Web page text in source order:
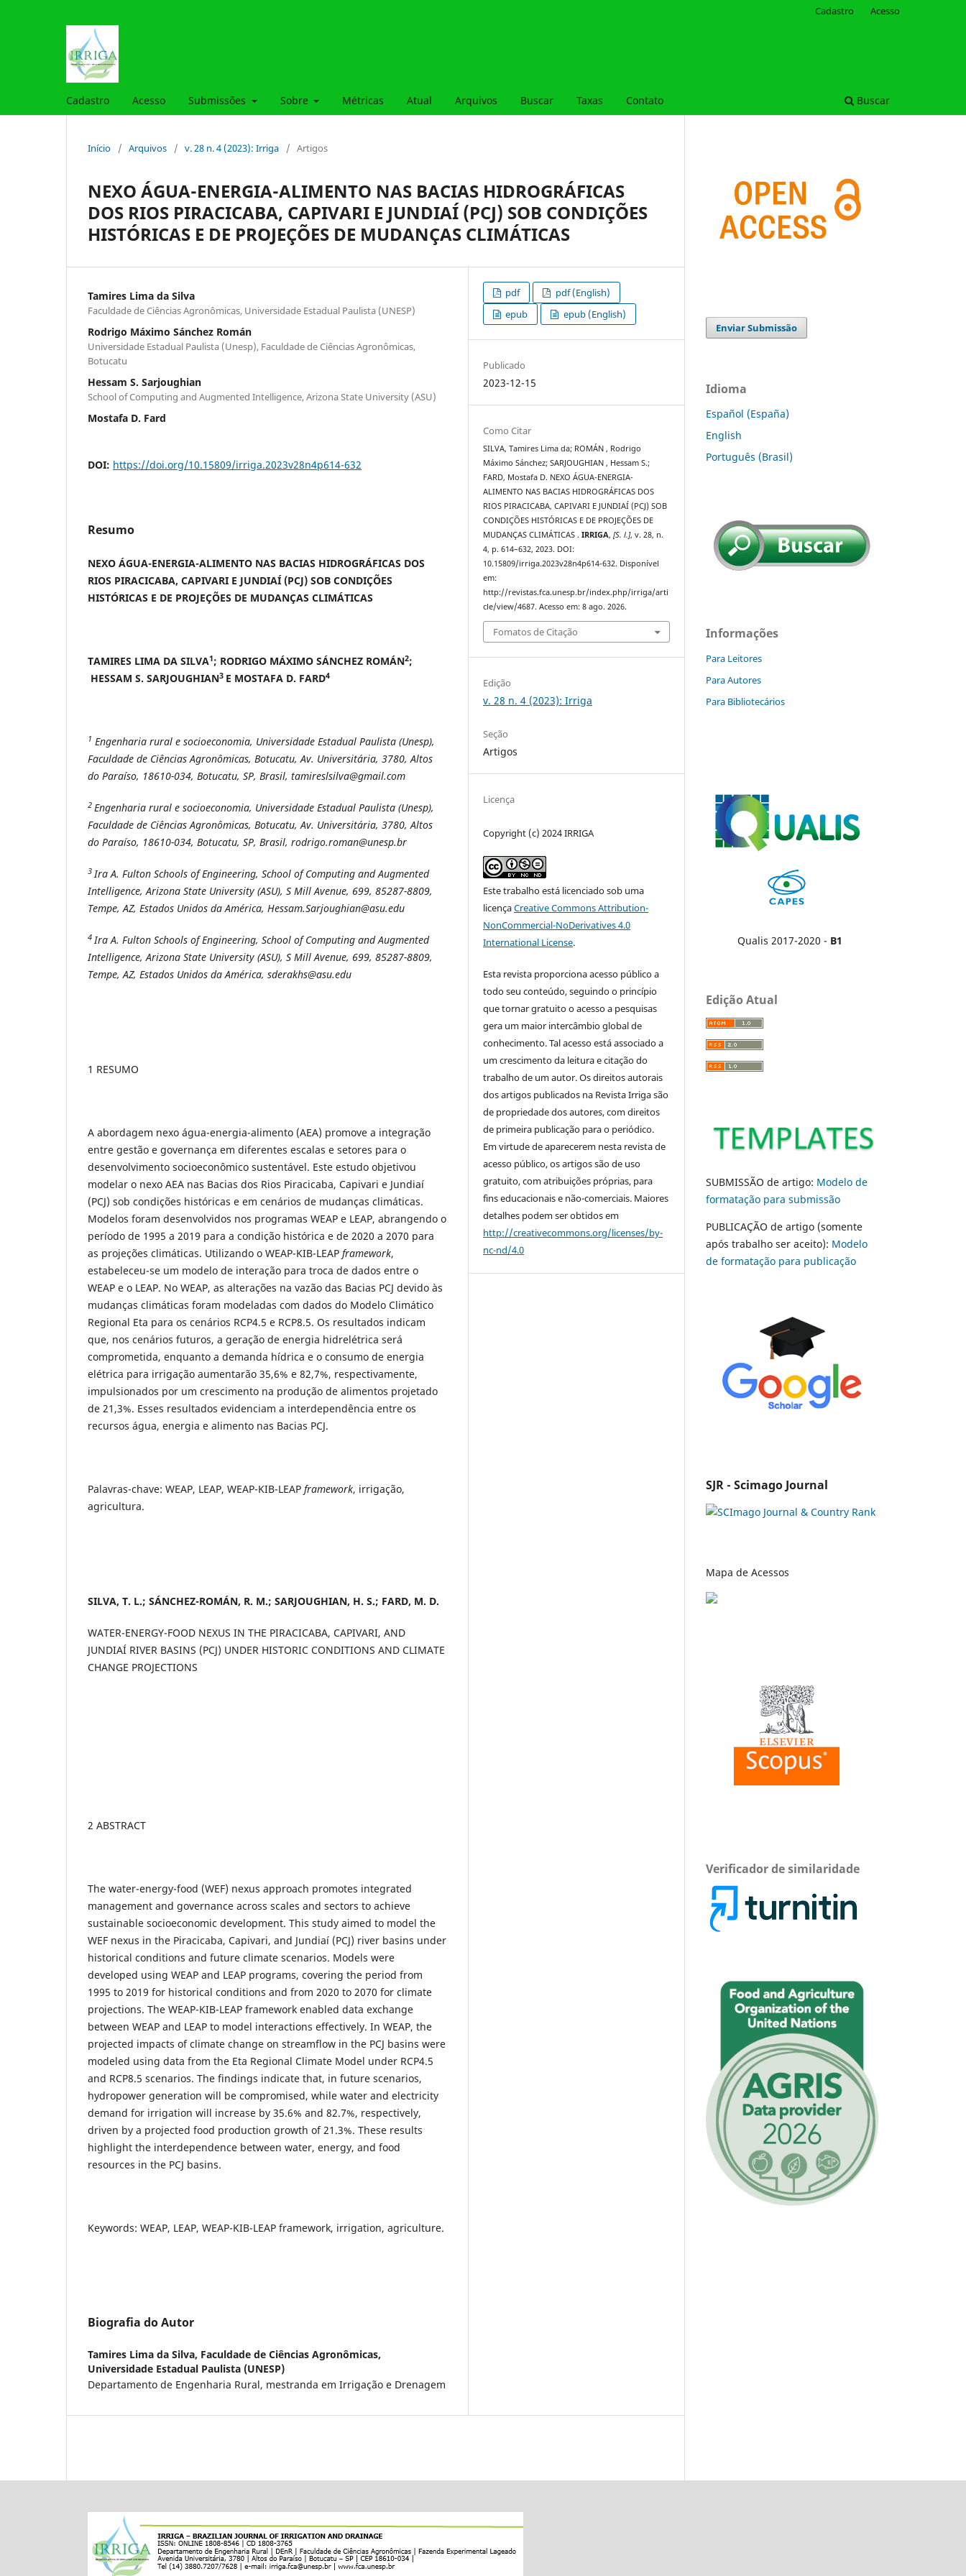
Cadastro Acesso Submissões Sobre Métricas Atual Arquivos Buscar Taxas Contato Buscar
Cadastro Acesso
Início / Arquivos / v. 28 n. 4 (2023): Irriga / Artigos
NEXO ÁGUA-ENERGIA-ALIMENTO NAS BACIAS HIDROGRÁFICAS
DOS RIOS PIRACICABA, CAPIVARI E JUNDIAÍ (PCJ) SOB CONDIÇÕES
HISTÓRICAS E DE PROJEÇÕES DE MUDANÇAS CLIMÁTICAS
Tamires Lima da Silva
Faculdade de Ciências Agronômicas, Universidade Estadual Paulista (UNESP)
Rodrigo Máximo Sánchez Román
Universidade Estadual Paulista (Unesp), Faculdade de Ciências Agronômicas,
Botucatu
Hessam S. Sarjoughian
School of Computing and Augmented Intelligence, Arizona State University (ASU)
Mostafa D. Fard
DOI: https://doi.org/10.15809/irriga.2023v28n4p614-632
Resumo
NEXO ÁGUA-ENERGIA-ALIMENTO NAS BACIAS HIDROGRÁFICAS DOS
RIOS PIRACICABA, CAPIVARI E JUNDIAÍ (PCJ) SOB CONDIÇÕES
HISTÓRICAS E DE PROJEÇÕES DE MUDANÇAS CLIMÁTICAS
TAMIRES LIMA DA SILVA1; RODRIGO MÁXIMO SÁNCHEZ ROMÁN2;
HESSAM S. SARJOUGHIAN3 E MOSTAFA D. FARD4
1 Engenharia rural e socioeconomia, Universidade Estadual Paulista (Unesp),
Faculdade de Ciências Agronômicas, Botucatu, Av. Universitária, 3780, Altos
do Paraíso, 18610-034, Botucatu, SP, Brasil, tamireslsilva@gmail.com
2 Engenharia rural e socioeconomia, Universidade Estadual Paulista (Unesp),
Faculdade de Ciências Agronômicas, Botucatu, Av. Universitária, 3780, Altos
do Paraíso, 18610-034, Botucatu, SP, Brasil, rodrigo.roman@unesp.br
3 Ira A. Fulton Schools of Engineering, School of Computing and Augmented
Intelligence, Arizona State University (ASU), S Mill Avenue, 699, 85287-8809,
Tempe, AZ, Estados Unidos da América, Hessam.Sarjoughian@asu.edu
4 Ira A. Fulton Schools of Engineering, School of Computing and Augmented
Intelligence, Arizona State University (ASU), S Mill Avenue, 699, 85287-8809,
Tempe, AZ, Estados Unidos da América, sderakhs@asu.edu
1 RESUMO
A abordagem nexo água-energia-alimento (AEA) promove a integração
entre gestão e governança em diferentes escalas e setores para o
desenvolvimento socioeconômico sustentável. Este estudo objetivou
modelar o nexo AEA nas Bacias dos Rios Piracicaba, Capivari e Jundiaí
(PCJ) sob condições históricas e em cenários de mudanças climáticas.
Modelos foram desenvolvidos nos programas WEAP e LEAP, abrangendo o
período de 1995 a 2019 para a condição histórica e de 2020 a 2070 para
as projeções climáticas. Utilizando o WEAP-KIB-LEAP framework,
estabeleceu-se um modelo de interação para troca de dados entre o
WEAP e o LEAP. No WEAP, as alterações na vazão das Bacias PCJ devido às
mudanças climáticas foram modeladas com dados do Modelo Climático
Regional Eta para os cenários RCP4.5 e RCP8.5. Os resultados indicam
que, nos cenários futuros, a geração de energia hidrelétrica será
comprometida, enquanto a demanda hídrica e o consumo de energia
elétrica para irrigação aumentarão 35,6% e 82,7%, respectivamente,
impulsionados por um crescimento na produção de alimentos projetado
de 21,3%. Esses resultados evidenciam a interdependência entre os
recursos água, energia e alimento nas Bacias PCJ.
Palavras-chave: WEAP, LEAP, WEAP-KIB-LEAP framework, irrigação,
agricultura.
SILVA, T. L.; SÁNCHEZ-ROMÁN, R. M.; SARJOUGHIAN, H. S.; FARD, M. D.
WATER-ENERGY-FOOD NEXUS IN THE PIRACICABA, CAPIVARI, AND
JUNDIAÍ RIVER BASINS (PCJ) UNDER HISTORIC CONDITIONS AND CLIMATE
CHANGE PROJECTIONS
2 ABSTRACT
The water-energy-food (WEF) nexus approach promotes integrated
management and governance across scales and sectors to achieve
sustainable socioeconomic development. This study aimed to model the
WEF nexus in the Piracicaba, Capivari, and Jundiaí (PCJ) river basins under
historical conditions and future climate scenarios. Models were
developed using WEAP and LEAP programs, covering the period from
1995 to 2019 for historical conditions and from 2020 to 2070 for climate
projections. The WEAP-KIB-LEAP framework enabled data exchange
between WEAP and LEAP to model interactions effectively. In WEAP, the
projected impacts of climate change on streamflow in the PCJ basins were
modeled using data from the Eta Regional Climate Model under RCP4.5
and RCP8.5 scenarios. The findings indicate that, in future scenarios,
hydropower generation will be compromised, while water and electricity
demand for irrigation will increase by 35.6% and 82.7%, respectively,
driven by a projected food production growth of 21.3%. These results
highlight the interdependence between water, energy, and food
resources in the PCJ basins.
Keywords: WEAP, LEAP, WEAP-KIB-LEAP framework, irrigation, agriculture.
Biografia do Autor
Tamires Lima da Silva, Faculdade de Ciências Agronômicas,
Universidade Estadual Paulista (UNESP)
Departamento de Engenharia Rural, mestranda em Irrigação e Drenagem
pdf
pdf (English)
epub
epub (English)
Publicado
2023-12-15
Como Citar
SILVA, Tamires Lima da; ROMÁN , Rodrigo
Máximo Sánchez; SARJOUGHIAN , Hessam S.;
FARD, Mostafa D. NEXO ÁGUA-ENERGIA-
ALIMENTO NAS BACIAS HIDROGRÁFICAS DOS
RIOS PIRACICABA, CAPIVARI E JUNDIAÍ (PCJ) SOB
CONDIÇÕES HISTÓRICAS E DE PROJEÇÕES DE
MUDANÇAS CLIMÁTICAS .IRRIGA,[S. l.], v. 28, n.
4, p. 614–632, 2023. DOI:
10.15809/irriga.2023v28n4p614-632. Disponível
em:
http://revistas.fca.unesp.br/index.php/irriga/arti
cle/view/4687. Acesso em: 8 ago. 2026.
Fomatos de Citação
Edição
v. 28 n. 4 (2023): Irriga
Seção
Artigos
Licença
Copyright (c) 2024 IRRIGA
Este trabalho está licenciado sob uma
licençaCreative Commons Attribution-
NonCommercial-NoDerivatives 4.0
International License.
Esta revista proporciona acesso público a
todo seu conteúdo, seguindo o princípio
que tornar gratuito o acesso a pesquisas
gera um maior intercâmbio global de
conhecimento. Tal acesso está associado a
um crescimento da leitura e citação do
trabalho de um autor. Os direitos autorais
dos artigos publicados na Revista Irriga são
de propriedade dos autores, com direitos
de primeira publicação para o periódico.
Em virtude de aparecerem nesta revista de
acesso público, os artigos são de uso
gratuito, com atribuições próprias, para
fins educacionais e não-comerciais. Maiores
detalhes podem ser obtidos em
http://creativecommons.org/licenses/by-
nc-nd/4.0
Enviar Submissão
Idioma
Español (España)
English
Português (Brasil)
Informações
Para Leitores
Para Autores
Para Bibliotecários
Qualis 2017-2020 - B1
Edição Atual
SUBMISSÃO de artigo: Modelo de
formatação para submissão
PUBLICAÇÃO de artigo (somente
após trabalho ser aceito): Modelo
de formatação para publicação
SJR - Scimago Journal
Mapa de Acessos
Verificador de similaridade